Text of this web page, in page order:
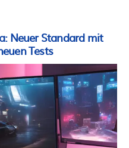
Neuer Standard mit
Tests